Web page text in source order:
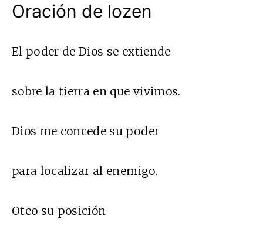
Oración de lozen
El poder de Dios se extiende
sobre la tierra en que vivimos.
Dios me concede su poder
para localizar al enemigo.
Oteo su posición